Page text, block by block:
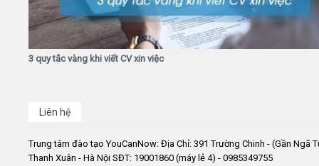
3 quy tắc vàng khi viết CV xin việc
Liên hệ
Trung tâm đào tạo YouCanNow: Địa Chỉ: 391 Trường Chinh - (Gần Ngã
Thanh Xuân - Hà Nội SĐT: 19001860 (máy lẻ 4) - 0985349755